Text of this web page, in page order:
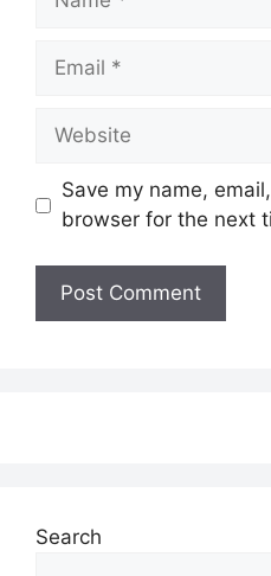
Email
Website
Save my name,
browser for the next
Search